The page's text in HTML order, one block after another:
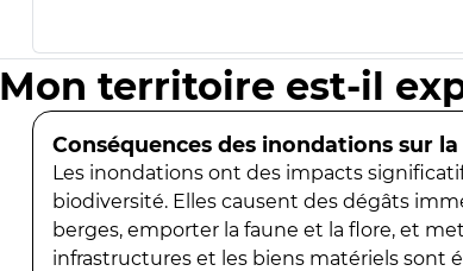
Mon territoire est-il
Conséquences des inondations sur
Les inondations ont des impacts
biodiversité. Elles causent des dégâts
berges, emporter la faune et la flore, et
infrastructures et les biens matériels sont